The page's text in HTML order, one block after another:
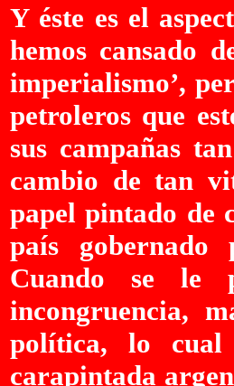
Y éste es el
hemos cansado
imperialismo’,
petroleros que
sus campañas
cambio de tan
papel pintado de
país gobernado
Cuando se le
incongruencia,
política, lo cual
carapintada